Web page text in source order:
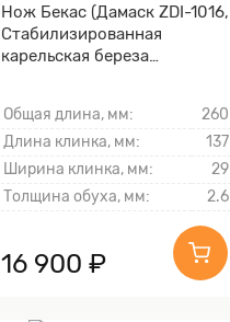
Нож Бекас (Дамаск ZDI-1016,
Cтабилизированная
карельская береза
Общая длина, мм:
260
Длина клинка, мм:
137
Ширина клинка, мм:
29
Толщина обуха, мм:
2.6
16 900 ₽